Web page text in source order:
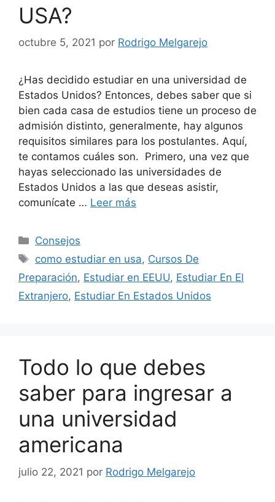
USA?
octubre 5, 2021 por Rodrigo Melgarejo
¿Has decidido estudiar en una universidad de
Estados Unidos? Entonces, debes saber que si
bien cada casa de estudios tiene un proceso de
admisión distinto, generalmente, hay algunos
requisitos similares para los postulantes. Aquí,
te contamos cuáles son. Primero, una vez que
hayas seleccionado las universidades de
Estados Unidos a las que deseas asistir,
comunícate … Leer más
Consejos
como estudiar en usa, Cursos De
Preparación, Estudiar en EEUU, Estudiar En El
Extranjero, Estudiar En Estados Unidos
Todo lo que debes
saber para ingresar a
una universidad
americana
julio 22, 2021 por Rodrigo Melgarejo